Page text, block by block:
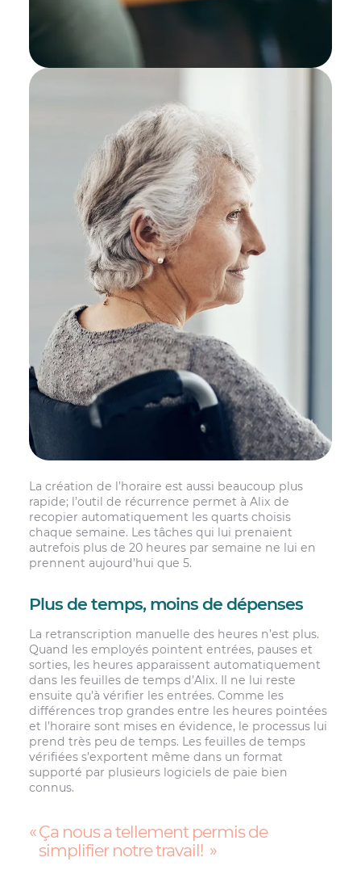
La création de l’horaire est aussi beaucoup plus
rapide; l’outil de récurrence permet à Alix de
recopier automatiquement les quarts choisis
chaque semaine. Les tâches qui lui prenaient
autrefois plus de 20 heures par semaine ne lui en
prennent aujourd’hui que 5.
Plus de temps, moins de dépenses
La retranscription manuelle des heures n’est plus.
Quand les employés pointent entrées, pauses et
sorties, les heures apparaissent automatiquement
dans les feuilles de temps d’Alix. Il ne lui reste
ensuite qu’à vérifier les entrées. Comme les
différences trop grandes entre les heures pointées
et l’horaire sont mises en évidence, le processus lui
prend très peu de temps. Les feuilles de temps
vérifiées s’exportent même dans un format
supporté par plusieurs logiciels de paie bien
connus.
Ça nous a tellement permis de
simplifier notre travail!